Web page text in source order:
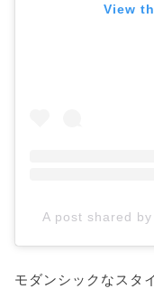
View
A post shared
モダンシックなスタ